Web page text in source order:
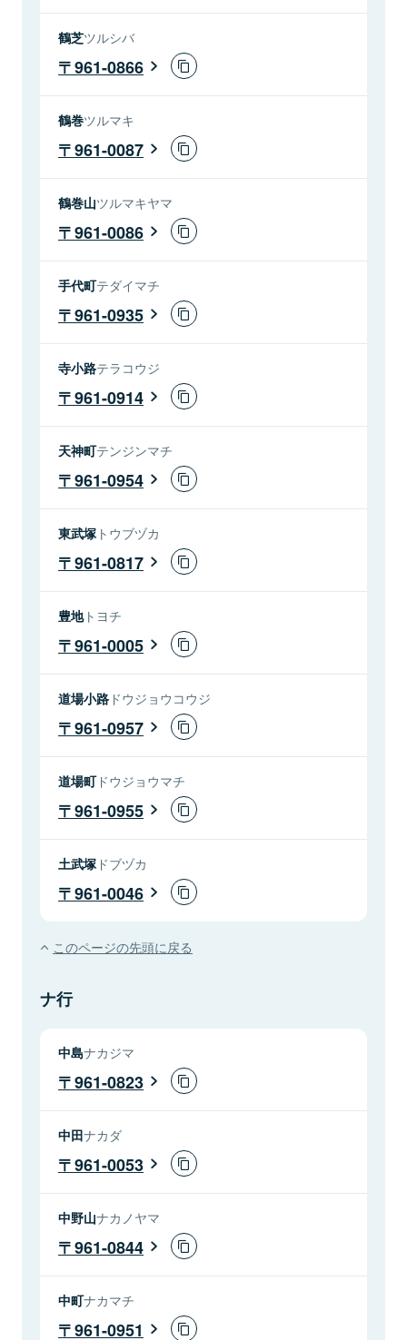
鶴芝ツルシバ
961-0866
鶴巻ツルマキ
961-0087
鶴巻山ツルマキヤマ
961-0086
手代町テダイマチ
961-0935
寺小路テラコウジ
961-0914
天神町テンジンマチ
961-0954
東武塚 トウブヅカ
961-0817
豊地トヨチ
961-0005
道場小路 ドウジョウコウジ
961-0957
道場町ドウジョウマチ
961-0955
土武塚 ドブヅカ
961-0046
このページの先頭に戻る
ナ行
中島ナカジマ
961-0823
中田ナカダ
961-0053
中野山ナカノヤマ
961-0844
中町ナカマチ
961-0951